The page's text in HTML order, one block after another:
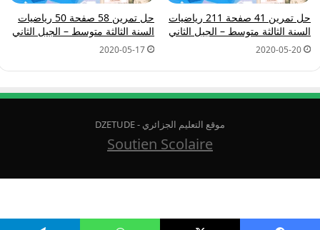
حل تمرين 41 صفحة 211 رياضيات
السنة الثالثة متوسط – الجيل الثاني
2020-05-20
حل تمرين 58 صفحة 50 رياضيات
السنة الثالثة متوسط – الجيل الثاني
2020-05-17
موقع التعليم الجزائري - DZETUDE
Soutien Scolaire